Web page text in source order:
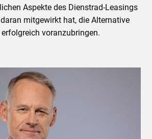
Aspekte des Dienstrad-Leasings
mitgewirkt hat, die Alternative
voranzubringen.